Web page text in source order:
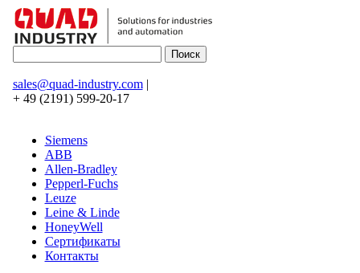
sales@quad-industry.com|
+ 49 (2191) 599-20-17
Siemens
ABB
Allen-Bradley
Pepperl-Fuchs
Leuze
Leine & Linde
HoneyWell
Сертификаты
Контакты